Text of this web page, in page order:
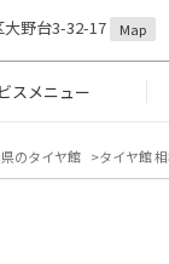
野台3-32-17 Map
スメニュー
のタイヤ館 タイヤ館